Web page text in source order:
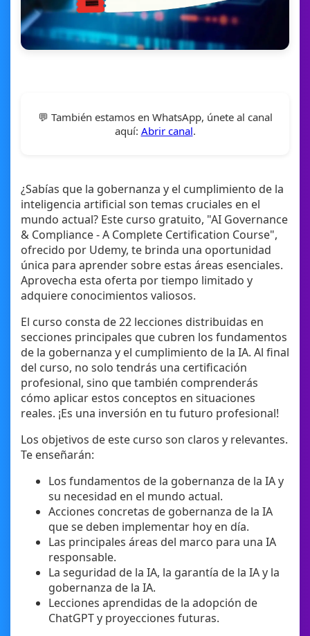
💬 También estamos en WhatsApp, únete al canal
aquí: Abrir canal.
¿Sabías que la gobernanza y el cumplimiento de la
inteligencia artificial son temas cruciales en el
mundo actual? Este curso gratuito, "AI Governance
& Compliance - A Complete Certification Course",
ofrecido por Udemy, te brinda una oportunidad
única para aprender sobre estas áreas esenciales.
Aprovecha esta oferta por tiempo limitado y
adquiere conocimientos valiosos.
El curso consta de 22 lecciones distribuidas en
secciones principales que cubren los fundamentos
de la gobernanza y el cumplimiento de la IA. Al final
del curso, no solo tendrás una certificación
profesional, sino que también comprenderás
cómo aplicar estos conceptos en situaciones
reales. ¡Es una inversión en tu futuro profesional!
Los objetivos de este curso son claros y relevantes.
Te enseñarán:
Los fundamentos de la gobernanza de la IA y
su necesidad en el mundo actual.
Acciones concretas de gobernanza de la IA
que se deben implementar hoy en día.
Las principales áreas del marco para una IA
responsable.
La seguridad de la IA, la garantía de la IA y la
gobernanza de la IA.
Lecciones aprendidas de la adopción de
ChatGPT y proyecciones futuras.